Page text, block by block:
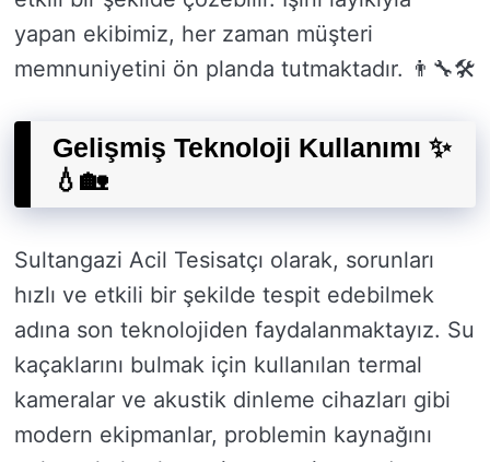
yapan ekibimiz, her zaman müşteri
memnuniyetini ön planda tutmaktadır. 👨‍🔧🛠️
Gelişmiş Teknoloji Kullanımı ✨
💧🏡
Sultangazi Acil Tesisatçı olarak, sorunları
hızlı ve etkili bir şekilde tespit edebilmek
adına son teknolojiden faydalanmaktayız. Su
kaçaklarını bulmak için kullanılan termal
kameralar ve akustik dinleme cihazları gibi
modern ekipmanlar, problemin kaynağını